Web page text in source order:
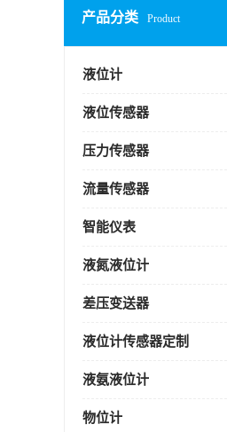
产品分类 Product
液位计
液位传感器
压力传感器
流量传感器
智能仪表
液氮液位计
差压变送器
液位计传感器定制
液氨液位计
物位计